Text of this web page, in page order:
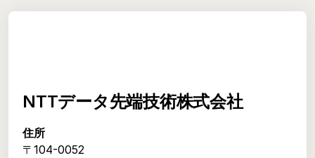
NTTデータ先端技術株式会社
住所
〒104-0052